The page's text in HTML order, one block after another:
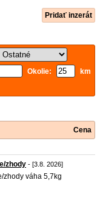
Pridať inzerát
Okolie:
km
Cena
zhody - [3.8. 2026]
zhody váha 5,7kg